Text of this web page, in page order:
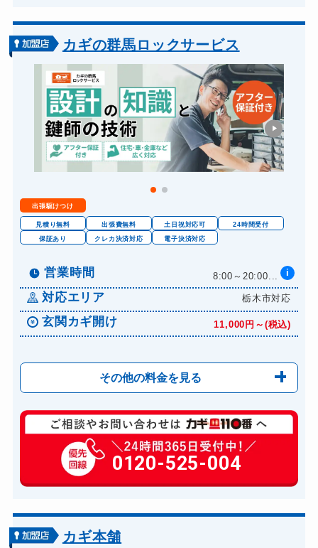
ドアノブカギ開け 10,780円～(税込)
ドアノブカギ交換 11,000円～(税込)
カギの群馬ロックサービス
出張駆けつけ
見積り無料 出張費無料 土日祝対応可
24時間受付
保証あり
クレカ決済対応 電子決済対応
営業時間 8:00～20:00... i
対応エリア 栃木市対応
玄関カギ開け 11,000円～(税込)
その他の料金を見る
玄関カギ修理 6,600円～(税込)
玄関カギ作成 14,300円～(税込)
玄関カギ交換 14,300円～(税込)
バイクカギ開け
0120-525-004
カギ本舗